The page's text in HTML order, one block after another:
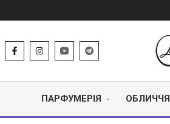
ПАРФУМЕРІЯ ОБЛИЧЧЯ